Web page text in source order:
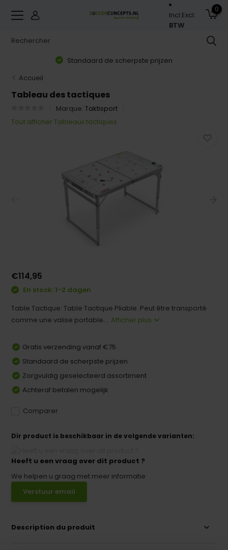
Incl.Excl.
BTW
0
Standaard de scherpste prijzen
Accueil
Tableau des tactiques
Marque:Taktisport
Tout afficher Tableaux tactiques
€114,95
En stock: 1-2 dagen
Table Tactique: Table Tactique Pliable. Peut être transporté
comme une valise portable.... Afficher plus
Gratis verzending vanaf €75
Standaard de scherpste prijzen
Zorgvuldig geselecteerd assortiment
Achteraf betalen mogelijk
Comparer
Dir product is beschikbaar in de volgende varianten:
Heeft u een vraag over dit product ?
We helpen u graag met meer informatie
Verstuur email
Description du produit